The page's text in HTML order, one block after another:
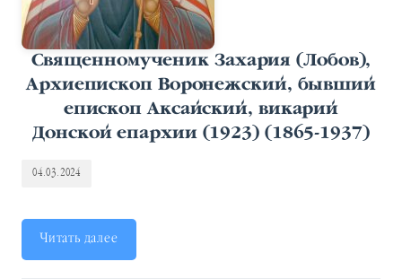
Священномученик Захария (Лобов),
Архиепископ Воронежский, бывший
епископ Аксайский, викарий
Донской епархии (1923) (1865-1937)
04.03.2024
Читать далее